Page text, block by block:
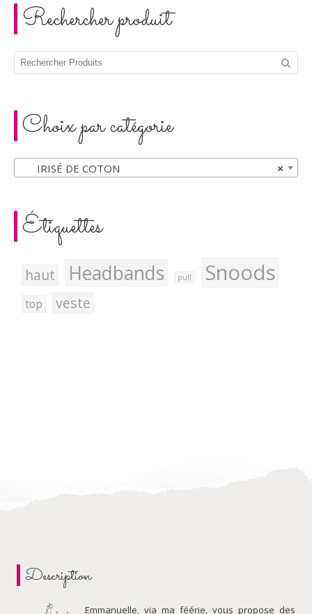
Rechercher produit
Choix par catégorie
×
IRISÉ DE COTON
Étiquettes
haut Headbands pull Snoods
top veste
Description
Emmanuelle, via ma féérie, vous propose des